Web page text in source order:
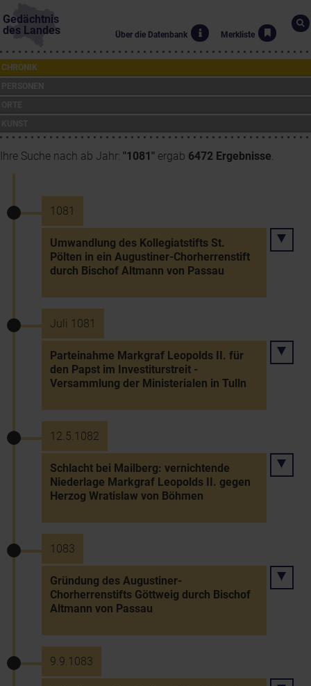
Gedächtnis
des Landes
Über die Datenbank Merkliste
CHRONIK
Ihre Suche nach ab Jahr: "1081" ergab 6472 Ergebnisse.
1081
Umwandlung des Kollegiatstifts St.
Pölten in ein Augustiner-Chorherrenstift
durch Bischof Altmann von Passau
Juli 1081
Parteinahme Markgraf Leopolds II. für
den Papst im Investiturstreit -
Versammlung der Ministerialen in Tulln
12.5.1082
Schlacht bei Mailberg: vernichtende
Niederlage Markgraf Leopolds II. gegen
Herzog Wratislaw von Böhmen
1083
Gründung des Augustiner-
Chorherrenstifts Göttweig durch Bischof
Altmann von Passau
9.9.1083